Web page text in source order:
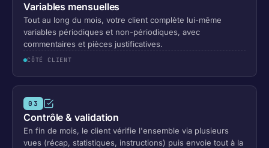
Variables mensuelles
Tout au long du mois, votre client complète lui-même
variables périodiques et non-périodiques, avec
commentaires et pièces justificatives.
CÔTÉ CLIENT
03
Contrôle & validation
En fin de mois, le client vérifie l'ensemble via plusieurs
vues (récap, statistiques, instructions) puis envoie tout à la